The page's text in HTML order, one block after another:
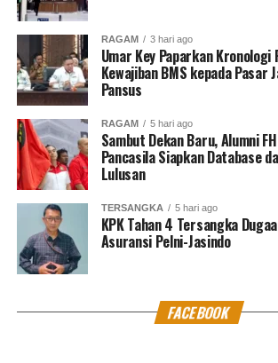
RELATED TOPICS:
KAREN AGUSTIAWAN
LIQUEFIED
PT PERTAMINA
UP NEXT
Manipulasi Mutu Beras, Tiga Pejabat PT
Jadi Tersangka
DON'T MISS
KPK Tahan 4 Tersangka Baru Kasus
Kemnaker
AAY
RAGAM 3 hari ago
Umar Key Paparkan Kronologi
Kewajiban BMS kepada Pasar
Pansus
RAGAM 5 hari ago
Sambut Dekan Baru, Alumni
Pancasila Siapkan Database
Lulusan
TERSANGKA 5 hari ago
KPK Tahan 4 Tersangka
Asuransi Pelni-Jasindo
FACEBOOK